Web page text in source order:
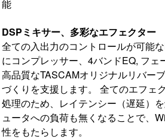
能
DSPミキサー、多彩なエフェクター
全ての入出力のコントロールが可能
にコンプレッサー、4バンドEQ, フェ
高品質なTASCAMオリジナルリバー
づくりを支援します。 全てのエフェ
処理のため、レイテンシー（遅延）
ュータへの負荷も無くなることで、
性をもたらします。